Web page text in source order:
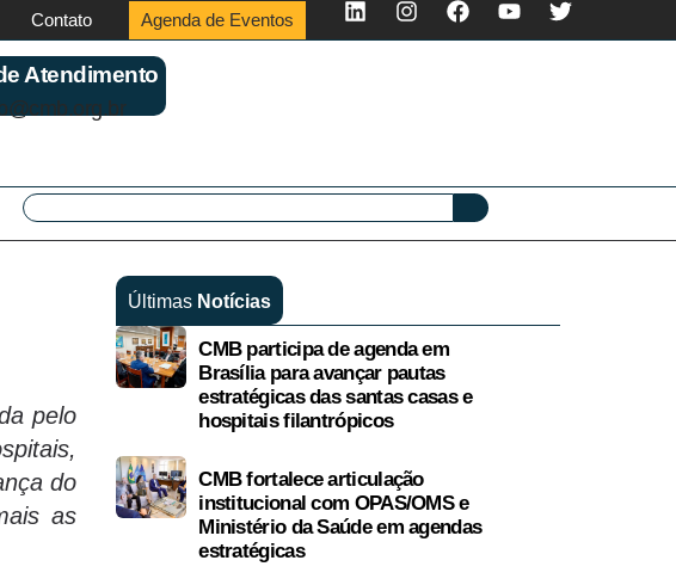
Contato Agenda de Eventos
Atendimento
pelo
do
as
Últimas Notícias
CMB participa de agenda em
Brasília para avançar pautas
estratégicas das santas casas e
hospitais filantrópicos
CMB fortalece articulação
institucional com OPAS/OMS e
Ministério da Saúde em agendas
estratégicas